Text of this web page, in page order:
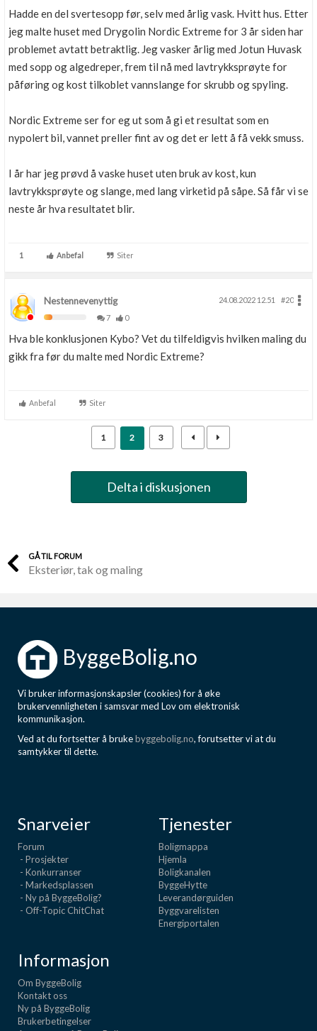
Hadde en del svertesopp før, selv med årlig vask. Hvitt hus. Etter
jeg malte huset med Drygolin Nordic Extreme for 3 år siden har
problemet avtatt betraktlig. Jeg vasker årlig med Jotun Huvask
med sopp og algedreper, frem til nå med lavtrykksprøyte for
påføring og kost tilkoblet vannslange for skrubb og spyling.
Nordic Extreme ser for eg ut som å gi et resultat som en
nypolert bil, vannet preller fint av og det er lett å få vekk smuss.
I år har jeg prøvd å vaske huset uten bruk av kost, kun
lavtrykksprøyte og slange, med lang virketid på såpe. Så får vi se
neste år hva resultatet blir.
1 Anbefal Siter
Nestennevenyttig 24.08.2022 12.51
#20
7
0
Hva ble konklusjonen Kybo? Vet du tilfeldigvis hvilken maling du
gikk fra før du malte med Nordic Extreme?
Anbefal Siter
1 2 3
Delta i diskusjonen
GÅ TIL FORUM
Eksteriør, tak og maling
ByggeBolig.no
Vi bruker informasjonskapsler (cookies) for å øke
brukervennligheten i samsvar med Lov om elektronisk
kommunikasjon.
Ved at du fortsetter å brukebyggebolig.no, forutsetter vi at du
samtykker til dette.
Snarveier
Forum
- Prosjekter
- Konkurranser
- Markedsplassen
- Ny på ByggeBolig?
- Off-Topic ChitChat
Tjenester
Boligmappa
Hjemla
Boligkanalen
ByggeHytte
Leverandørguiden
Byggvarelisten
Energiportalen
Informasjon
Om ByggeBolig
Kontakt oss
Ny på ByggeBolig
Brukerbetingelser